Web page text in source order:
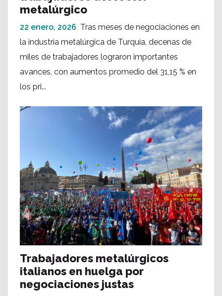
metalúrgico
22 enero, 2026 Tras meses de negociaciones en
la industria metalúrgica de Turquía, decenas de
miles de trabajadores lograron importantes
avances, con aumentos promedio del 31,15 % en
los pri...
Trabajadores metalúrgicos
italianos en huelga por
negociaciones justas